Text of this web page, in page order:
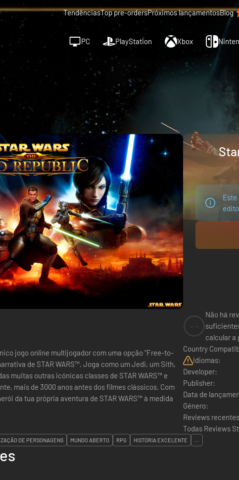
TendênciasTop pre-ordersPróximos lançamentosBlog
PC PlayStation Xbox
Este
jogo online multijogador com uma opção "Free-to-
de STAR WARS™. Joga como um Jedi, um Sith,
muitas outras icónicas classes de STAR WARS™ e
mais de 3000 anos antes dos filmes clássicos. Com
da tua própria aventura de STAR WARS™ à medida
Não há
calcular a
Country
Idiomas:
Developer:
Publisher:
Data de
Género:
Reviews
Todas Reviews
DE PERSONAGENS MUNDO ABERTO RPG HISTÓRIA EXCELENTE ...